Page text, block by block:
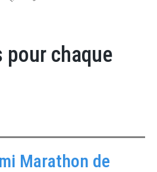
chaque
Marathon de